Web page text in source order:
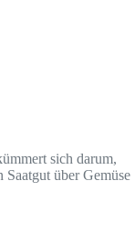
sich darum,
über Gemüse